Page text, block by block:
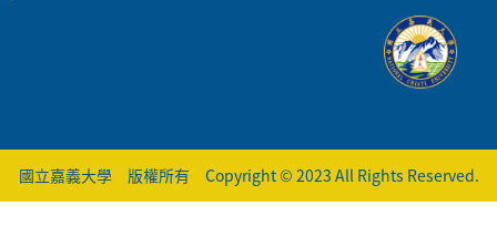
國立嘉義大學 版權所有 Copyright © 2023 All Rights Reserved.